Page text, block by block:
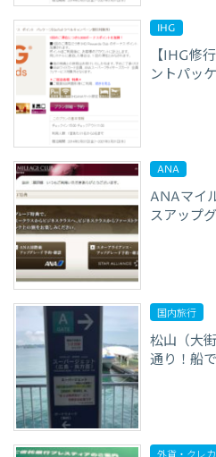
IHG
【IHG修
ントパッ
ANA
ANAマイ
スアップ
国内旅行
松山（大
通り！船